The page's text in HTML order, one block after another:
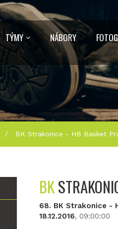
TÝMY NÁBORY
/ BK Strakonice - HB Basket
BK
68. BK Strakonice -
18.12.2016, 09:00:00